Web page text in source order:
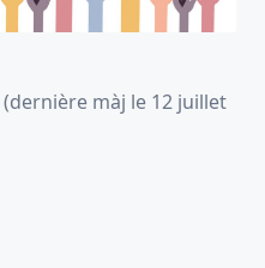
(dernière màj le 12 juillet